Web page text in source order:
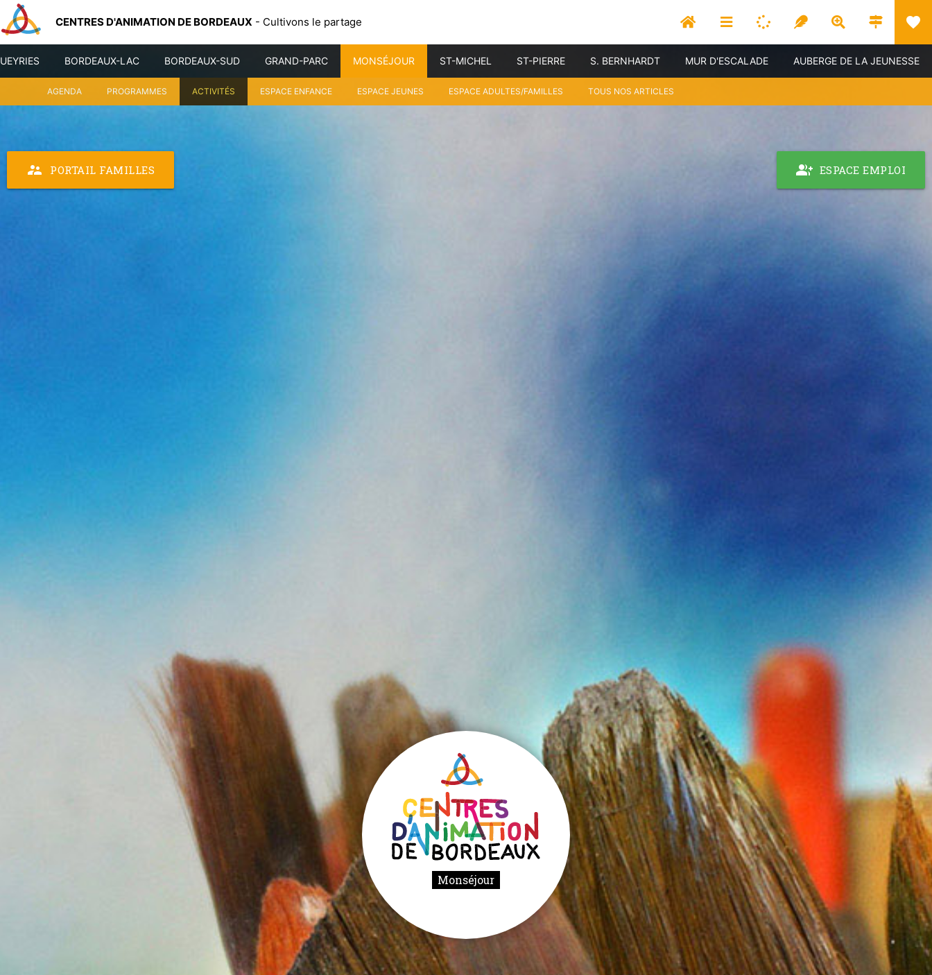
CENTRES D'ANIMATION DE BORDEAUX - Cultivons le partage favorite
BORDEAUX-LAC BORDEAUX-SUD GRAND-PARC MONSÉJOUR ST-MICHEL ST-PIERRE S. BERNHARDT MUR D'ESCALADE AUBERGE DE LA JEUNESSE
AGENDA PROGRAMMES ACTIVITÉS ESPACE ENFANCE ESPACE JEUNES ESPACE ADULTES/FAMILLES TOUS NOS ARTICLES
Monséjour
supervisor_account PORTAIL FAMILLES group_add ESPACE EMPLOI